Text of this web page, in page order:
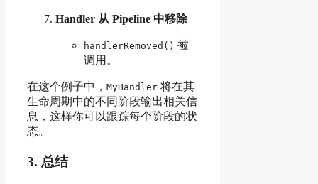
Handler 从 Pipeline 中移除
handlerRemoved() 被
调用。
在这个例子中， MyHandler 将在其
生命周期中的不同阶段输出相关信
息，这样你可以跟踪每个阶段的状
态。
3. 总结